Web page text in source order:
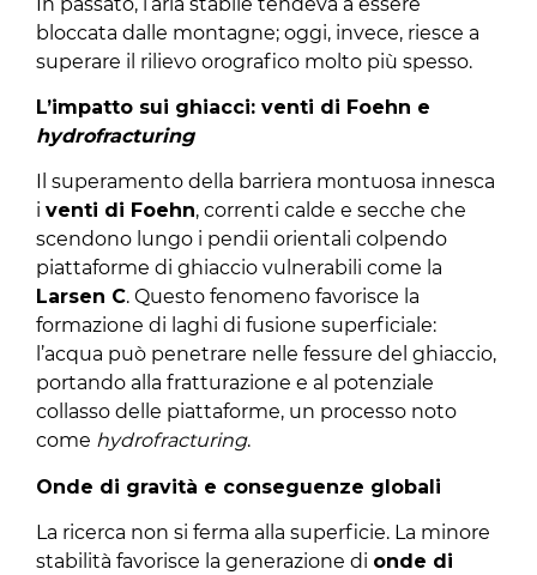
bloccata dalle montagne; oggi, invece, riesce a
superare il rilievo orografico molto più spesso.
L’impatto sui ghiacci: venti di Foehn e
hydrofracturing
Il superamento della barriera montuosa innesca
i venti di Foehn, correnti calde e secche che
scendono lungo i pendii orientali colpendo
piattaforme di ghiaccio vulnerabili come la
Larsen C. Questo fenomeno favorisce la
formazione di laghi di fusione superficiale:
l’acqua può penetrare nelle fessure del ghiaccio,
portando alla fratturazione e al potenziale
collasso delle piattaforme, un processo noto
come hydrofracturing.
Onde di gravità e conseguenze globali
La ricerca non si ferma alla superficie. La minore
stabilità favorisce la generazione di onde di